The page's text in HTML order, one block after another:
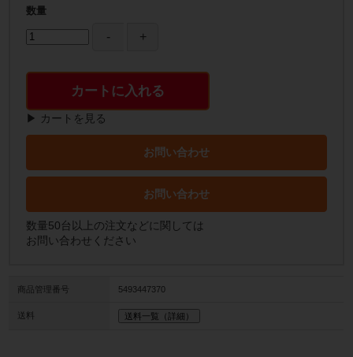
数量
カートに入れる
▶ カートを見る
お問い合わせ
お問い合わせ
数量50台以上の注文などに関しては
お問い合わせください
商品管理番号 5493447370
送料 送料一覧（詳細）